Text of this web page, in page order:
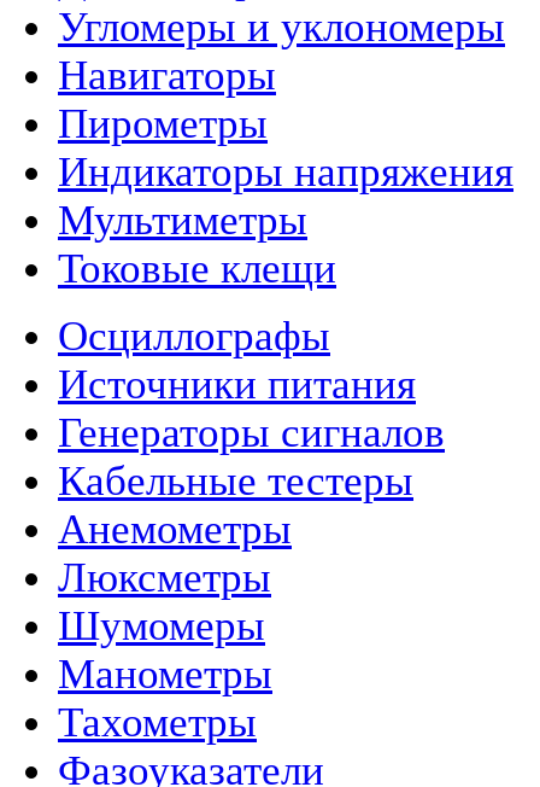
Угломеры и уклономеры
Навигаторы
Пирометры
Индикаторы напряжения
Мультиметры
Токовые клещи
Осциллографы
Источники питания
Генераторы сигналов
Кабельные тестеры
Анемометры
Люксметры
Шумомеры
Манометры
Тахометры
Фазоуказатели